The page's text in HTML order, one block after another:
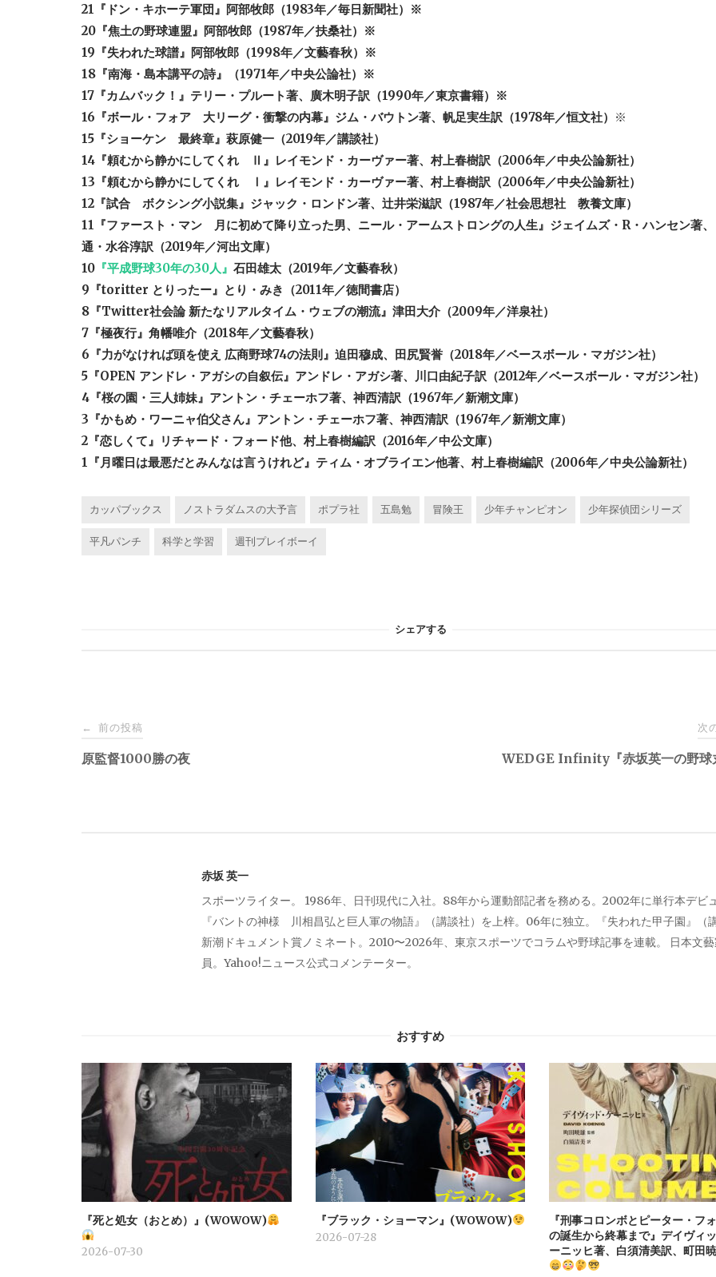
21『ドン・キホーテ軍団』阿部牧郎（1983年／毎日新聞社）※
20『焦土の野球連盟』阿部牧郎（1987年／扶桑社）※
19『失われた球譜』阿部牧郎（1998年／文藝春秋）※
18『南海・島本講平の詩』（1971年／中央公論社）※
17『カムバック！』テリー・プルート著、廣木明子訳（1990年／東京書籍）※
16『ボール・フォア 大リーグ・衝撃の内幕』ジム・バウトン著、帆足実生訳（1978年／恒文社） ※
15『ショーケン 最終章』萩原健一（2019年／講談社）
14『頼むから静かにしてくれ Ⅱ』レイモンド・カーヴァー著、村上春樹訳（2006年／中央公論新社）
13『頼むから静かにしてくれ Ⅰ』レイモンド・カーヴァー著、村上春樹訳（2006年／中央公論新社）
12『試合 ボクシング小説集』ジャック・ロンドン著、辻井栄滋訳（1987年／社会思想社 教養文庫）
11『ファースト・マン 月に初めて降り立った男、ニール・アームストロングの人生』ジェイムズ・R・ハンセン著
通・水谷淳訳（2019年／河出文庫）
10 『平成野球30年の30人』 石田雄太（2019年／文藝春秋）
9『toritter とりったー』とり・みき（2011年／徳間書店）
8『Twitter社会論 新たなリアルタイム・ウェブの潮流』津田大介（2009年／洋泉社）
7『極夜行』角幡唯介（2018年／文藝春秋）
6『力がなければ頭を使え 広商野球74の法則』迫田穆成、田尻賢誉（2018年／ベースボール・マガジン社）
5『OPEN アンドレ・アガシの自叙伝』アンドレ・アガシ著、川口由紀子訳（2012年／ベースボール・マガジン社）
4『桜の園・三人姉妹』アントン・チェーホフ著、神西清訳（1967年／新潮文庫）
3『かもめ・ワーニャ伯父さん』アントン・チェーホフ著、神西清訳（1967年／新潮文庫）
2『恋しくて』リチャード・フォード他、村上春樹編訳（2016年／中公文庫）
1『月曜日は最悪だとみんなは言うけれど』ティム・オブライエン他著、村上春樹編訳（2006年／中央公論新社）
カッパブックス ノストラダムスの大予言 ポプラ社 五島勉 冒険王 少年チャンピオン 少年探偵団シリーズ
平凡パンチ 科学と学習 週刊プレイボーイ
シェアする
投
稿
ン
← 前の投稿
原監督1000勝の夜
次
WEDGE Infinity『赤坂英一の野球
赤坂 英一
スポーツライター。 1986年、日刊現代に入社。88年から運動部記者を務める。2002年に単行本デビ
『バントの神様 川相昌弘と巨人軍の物語』（講談社）を上梓。06年に独立。『失われた甲子園』（
新潮ドキュメント賞ノミネート。2010〜2026年、東京スポーツでコラムや野球記事を連載。 日本文
員。Yahoo!ニュース公式コメンテーター。
おすすめ
『死と処女（おとめ）』(WOWOW)
2026-07-30
『ブラック・ショーマン』(WOWOW)
2026-07-28
『刑事コロンボとピーター・フ
の誕生から終幕まで』デイヴィ
ーニッヒ著、白須清美訳、町田